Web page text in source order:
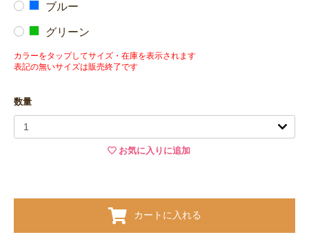
ブルー
グリーン
カラーをタップしてサイズ・在庫を表示されます
表記の無いサイズは販売終了です
数量
お気に入りに追加
カートに入れる